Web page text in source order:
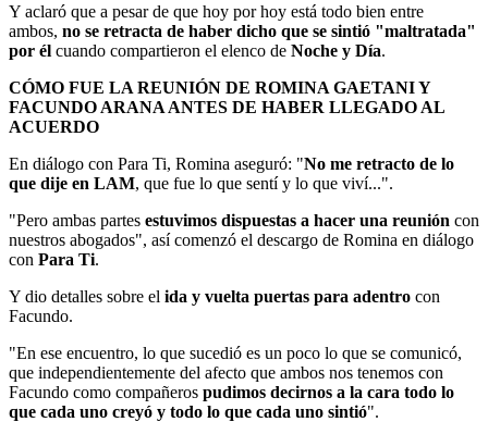
Y aclaró que a pesar de que hoy por hoy está todo bien entre
ambos, no se retracta de haber dicho que se sintió "maltratada"
por él cuando compartieron el elenco de Noche y Día.
CÓMO FUE LA REUNIÓN DE ROMINA GAETANI Y
FACUNDO ARANA ANTES DE HABER LLEGADO AL
ACUERDO
En diálogo con Para Ti, Romina aseguró: "No me retracto de lo
que dije en LAM, que fue lo que sentí y lo que viví...".
"Pero ambas partes estuvimos dispuestas a hacer una reunión con
nuestros abogados", así comenzó el descargo de Romina en diálogo
con Para Ti.
Y dio detalles sobre el ida y vuelta puertas para adentro con
Facundo.
"En ese encuentro, lo que sucedió es un poco lo que se comunicó,
que independientemente del afecto que ambos nos tenemos con
Facundo como compañeros pudimos decirnos a la cara todo lo
que cada uno creyó y todo lo que cada uno sintió".